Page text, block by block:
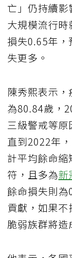
亡」仍持續
大規模流行
損失0.65年，
失更多。
陳秀熙表示
為80.84歲，
三級警戒等原
直到2022年
計平均餘命
符，且多為新
餘命損失則
貢獻，如果
脆弱族群將造